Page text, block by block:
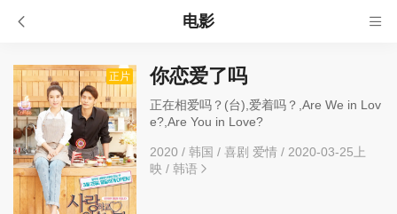
电影
正片 你恋爱了吗
正在相爱吗？(台),爱着吗？,Are We in Lov
e?,Are You in Love?
2020 / 韩国 / 喜剧 爱情/ 2020-03-25上
映 / 韩语